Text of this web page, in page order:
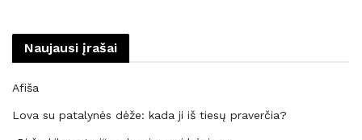
Naujausi įrašai
Afiša
Lova su patalynės dėže: kada ji iš tiesų praverčia?